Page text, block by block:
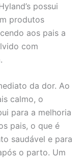
possui
produtos
aos pais a
com
da dor. Ao
calmo, o
para a melhoria
pais, o que é
saudável e para
o parto. Um